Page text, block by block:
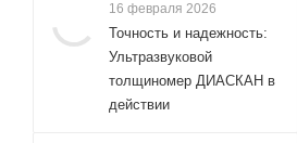
16 февраля 2026
Точность и надежность:
Ультразвуковой
толщиномер ДИАСКАН в
действии